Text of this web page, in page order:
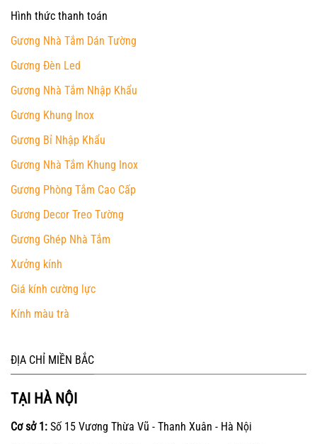
Hình thức thanh toán
Gương Nhà Tắm Dán Tường
Gương Đèn Led
Gương Nhà Tắm Nhập Khẩu
Gương Khung Inox
Gương Bỉ Nhập Khẩu
Gương Nhà Tắm Khung Inox
Gương Phòng Tắm Cao Cấp
Gương Decor Treo Tường
Gương Ghép Nhà Tắm
Xưởng kính
Giá kính cường lực
Kính màu trà
ĐỊA CHỈ MIỀN BẮC
TẠI HÀ NỘI
Cơ sở 1: Số 15 Vương Thừa Vũ - Thanh Xuân - Hà Nội